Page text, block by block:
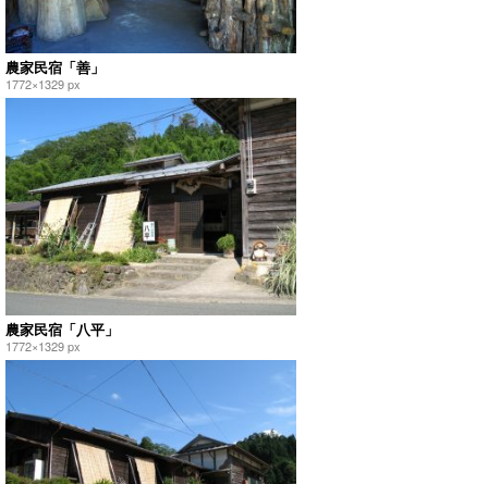
農家民宿「善」
1772×1329 px
農家民宿「八平」
1772×1329 px